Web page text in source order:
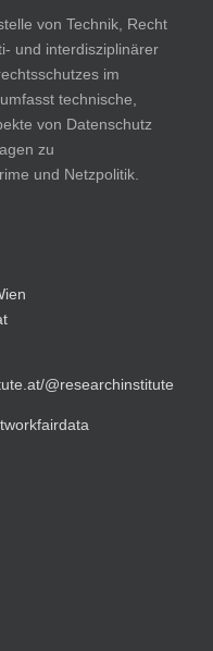
von Technik, Recht
und interdisziplinärer
im
technische,
von Datenschutz
zu
und Netzpolitik.
@researchinstitute